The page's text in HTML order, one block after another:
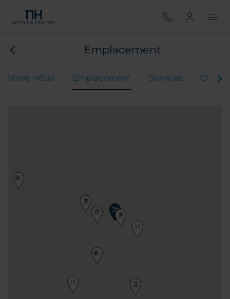
Emplacement
Votre Hôtel Emplacement Services